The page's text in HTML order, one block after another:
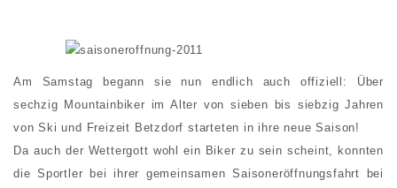
Am Samstag begann sie nun endlich auch offiziell: Über
sechzig Mountainbiker im Alter von sieben bis siebzig Jahren
von Ski und Freizeit Betzdorf starteten in ihre neue Saison!
Da auch der Wettergott wohl ein Biker zu sein scheint, konnten
die Sportler bei ihrer gemeinsamen Saisoneröffnungsfahrt bei